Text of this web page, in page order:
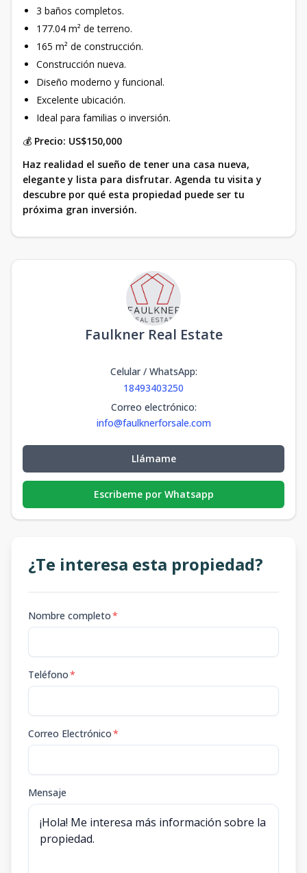
3 baños completos.
177.04 m² de terreno.
165 m² de construcción.
Construcción nueva.
Diseño moderno y funcional.
Excelente ubicación.
Ideal para familias o inversión.
💰 Precio: US$150,000
Haz realidad el sueño de tener una casa nueva,
elegante y lista para disfrutar. Agenda tu visita y
descubre por qué esta propiedad puede ser tu
próxima gran inversión.
Faulkner Real Estate
Celular / WhatsApp:
18493403250
Correo electrónico:
info@faulknerforsale.com
Llámame
Escribeme por Whatsapp
¿Te interesa esta propiedad?
Nombre completo*
Teléfono*
Correo Electrónico*
Mensaje